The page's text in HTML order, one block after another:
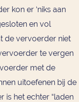
kon er ‘niks aan
en vol
de vervoerder niet
te vergen
met de
uitoefenen bij de
is het echter “laden